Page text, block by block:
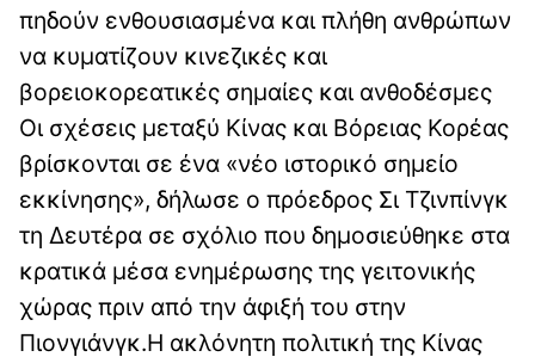
πηδούν ενθουσιασμένα και πλήθη ανθρώπων
να κυματίζουν κινεζικές και
βορειοκορεατικές σημαίες και ανθοδέσμες
Οι σχέσεις μεταξύ Κίνας και Βόρειας Κορέας
βρίσκονται σε ένα «νέο ιστορικό σημείο
εκκίνησης», δήλωσε ο πρόεδρος Σι Τζινπίνγκ
τη Δευτέρα σε σχόλιο που δημοσιεύθηκε στα
κρατικά μέσα ενημέρωσης της γειτονικής
χώρας πριν από την άφιξή του στην
Πιονγιάνγκ.Η ακλόνητη πολιτική της Κίνας